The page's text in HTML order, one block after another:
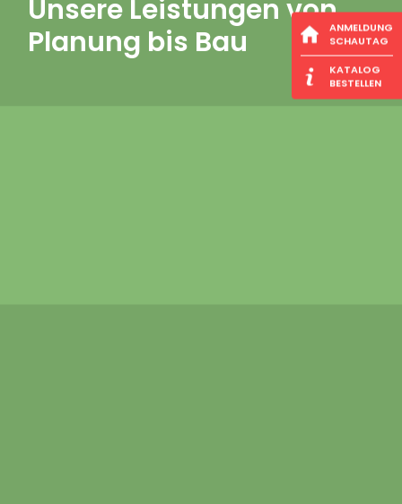
Unsere Leistungen von
Planung bis Bau
ANMELDUNG
SCHAUTAG
KATALOG
BESTELLEN